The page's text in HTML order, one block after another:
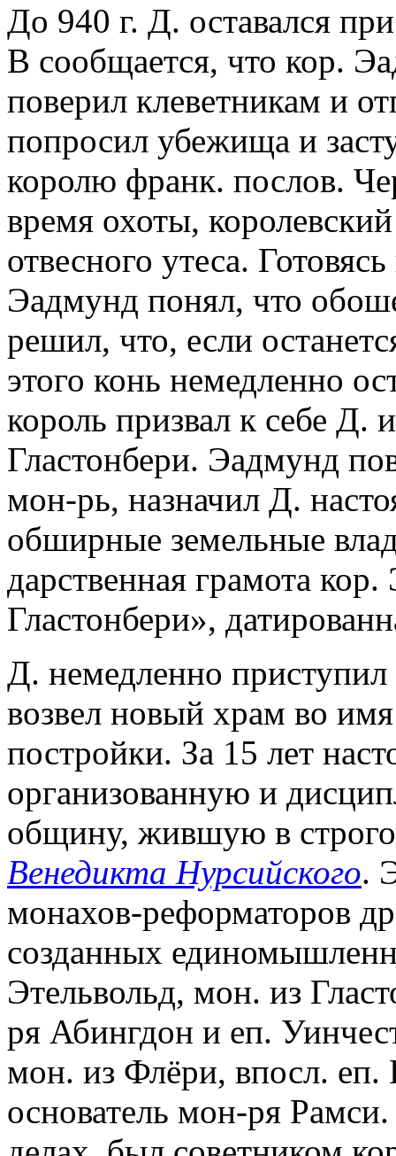
До 940 г. Д. оставался
В сообщается, что кор.
поверил клеветникам и
попросил убежища и
королю франк. послов.
время охоты,
отвесного утеса.
Эадмунд понял, что
решил, что, если
этого конь немедленно
король призвал к себе Д.
Гластонбери. Эадмунд
мон-рь, назначил Д.
обширные земельные
дарственная грамота
Гластонбери»,
Д. немедленно
возвел новый храм во
постройки. За 15 лет
организованную и
общину, жившую в
Венедикта Нурсийского.
монахов-реформаторов
созданных
Этельвольд, мон. из
ря Абингдон и еп.
мон. из Флёри, впосл. еп.
основатель мон-ря